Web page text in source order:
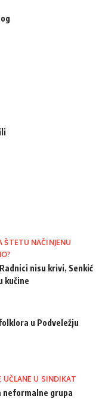
ŠTETU NAČINJENU
nisu krivi, Senkić
kučine
u Podveležju
UČLANE U SINDIKAT
neformalne grupa